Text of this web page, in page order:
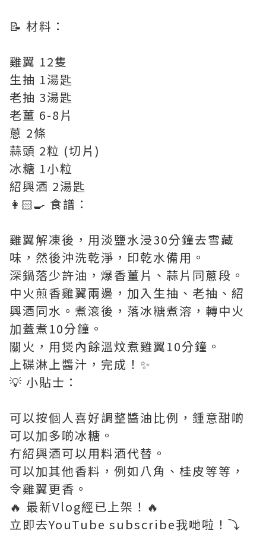
📝 材料：
雞翼 12隻
生抽 1湯匙
老抽 3湯匙
老薑 6-8片
蔥 2條
蒜頭 2粒 (切片)
冰糖 1小粒
紹興酒 2湯匙
👩🏻‍🍳 食譜：
雞翼解凍後，用淡鹽水浸30分鐘去雪藏
味，然後沖洗乾淨，印乾水備用。
深鍋落少許油，爆香薑片、蒜片同蔥段。
中火煎香雞翼兩邊，加入生抽、老抽、紹
興酒同水。煮滾後，落冰糖煮溶，轉中火
加蓋煮10分鐘。
關火，用煲內餘溫炆煮雞翼10分鐘。
上碟淋上醬汁，完成！✨
💡 小貼士：
可以按個人喜好調整醬油比例，鍾意甜啲
可以加多啲冰糖。
冇紹興酒可以用料酒代替。
可以加其他香料，例如八角、桂皮等等，
令雞翼更香。
🔥 最新Vlog經已上架！🔥
立即去YouTube subscribe我哋啦！⤵️